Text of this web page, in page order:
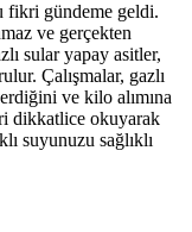
fikri gündeme geldi.
ve gerçekten
sular yapay asitler,
Çalışmalar, gazlı
ve kilo alımına
dikkatlice okuyarak
suyunuzu sağlıklı